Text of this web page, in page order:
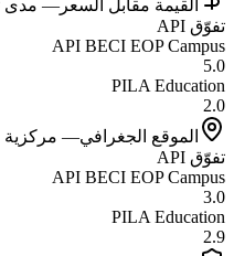
القيمة مقابل السعر — مدى
تفوّق API
API BECI EOP Campus
5.0
PILA Education
2.0
الموقع الجغرافي— مركزية
تفوّق API
API BECI EOP Campus
3.0
PILA Education
2.9